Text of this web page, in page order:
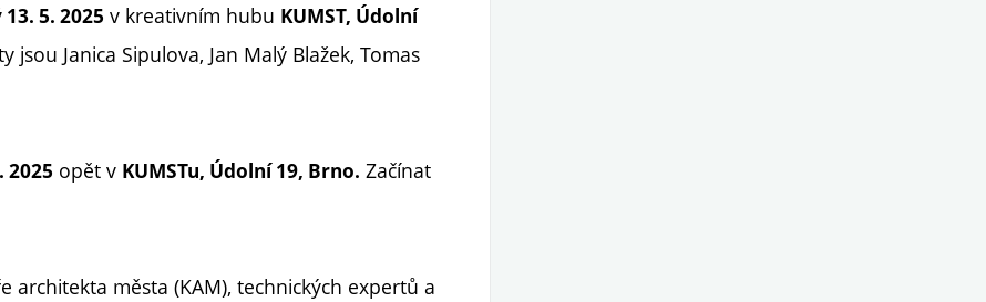
5. 2025 v kreativním hubu KUMST, Údolní
jsou Janica Sipulova, Jan Malý Blažek, Tomas
2025 opět v KUMSTu, Údolní 19, Brno. Začínat
architekta města (KAM), technických expertů a